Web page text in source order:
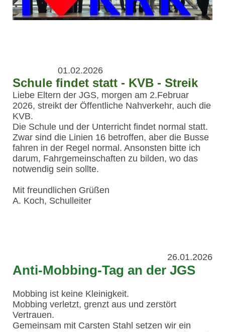
01.02.2026
Schule findet statt - KVB - Streik
Liebe Eltern der JGS, morgen am 2.Februar
2026, streikt der Öffentliche Nahverkehr, auch die
KVB.
Die Schule und der Unterricht findet normal statt.
Zwar sind die Linien 16 betroffen, aber die Busse
fahren in der Regel normal. Ansonsten bitte ich
darum, Fahrgemeinschaften zu bilden, wo das
notwendig sein sollte.
Mit freundlichen Grüßen
A. Koch, Schulleiter
26.01.2026
Anti-Mobbing-Tag an der JGS
Mobbing ist keine Kleinigkeit.
Mobbing verletzt, grenzt aus und zerstört
Vertrauen.
Gemeinsam mit Carsten Stahl setzen wir ein